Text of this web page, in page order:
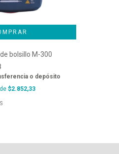
bolsillo M-300
o depósito
$2.852,33